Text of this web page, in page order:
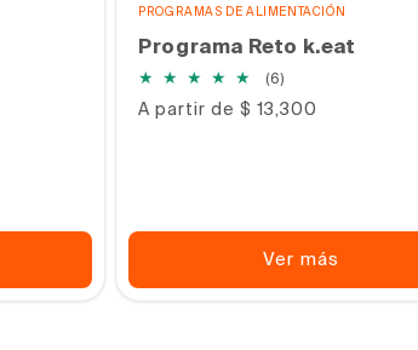
PROGRAMAS DE ALIMENTACIÓN
Programa Reto k.eat
(6)
totales
Precio
A partir de $ 13,300
Ver más